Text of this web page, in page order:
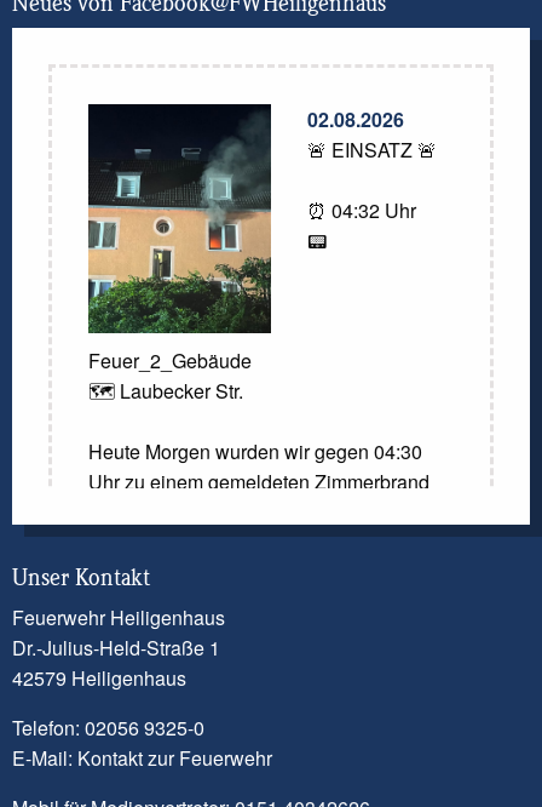
02.08.2026
🚨 EINSATZ 🚨
⏰ 04:32 Uhr
📟
Feuer_2_Gebäude
🗺️ Laubecker Str.
Heute Morgen wurden wir gegen 04:30
Uhr zu einem gemeldeten Zimmerbrand
Kreisleitstelle sollte ein Zimmer in
Vollbrand stehen. Beim Eintreffen der
nicht bestätigt werden. Dennoch kam es
zu einem Brandereignis in einem Zimmer.
Ein Trupp unter Atemschutz ging mit
einem Löschrohr vor und konnte das
Unser Kontakt
Feuerwehr Heiligenhaus
Dr.-Julius-Held-Straße 1
42579 Heiligenhaus
Telefon: 02056 9325-0
E-Mail: Kontakt zur Feuerwehr